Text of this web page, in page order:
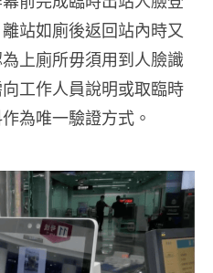
站如廁後返回站內時又
上廁所毋須用到人臉識
工作人員說明或取臨時
為唯一驗證方式。